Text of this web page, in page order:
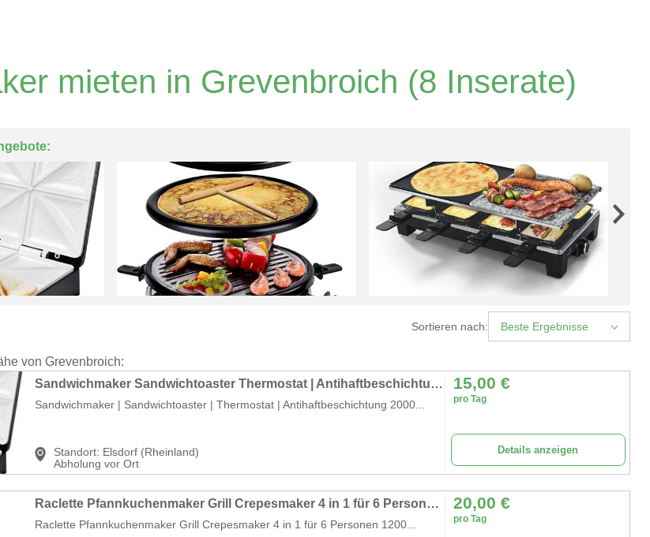
mieten in Grevenbroich (8 Inserate)
Sortieren nach: Beste Ergebnisse
von Grevenbroich:
Sandwichmaker Sandwichtoaster Thermostat | Antihaftbeschichtung 2000 Watt Keramikplatten
Sandwichmaker | Sandwichtoaster | Thermostat | Antihaftbeschichtung 2000...
Standort: Elsdorf (Rheinland)
Abholung vor Ort
15,00 €
pro Tag
Details anzeigen
Raclette Pfannkuchenmaker Grill Crepesmaker 4 in 1 für 6 Personen 1200 Watt
Raclette Pfannkuchenmaker Grill Crepesmaker 4 in 1 für 6 Personen 1200...
20,00 €
pro Tag